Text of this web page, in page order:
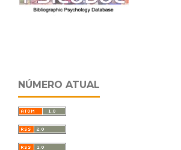
NÚMERO ATUAL